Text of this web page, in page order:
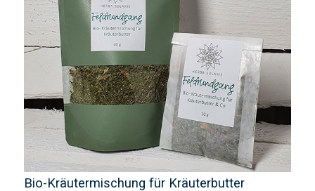
Bio-Kräutermischung für Kräuterbutter